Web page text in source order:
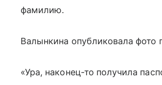
фамилию.
Валынкина опубликовала фото
«Ура, наконец-то получила